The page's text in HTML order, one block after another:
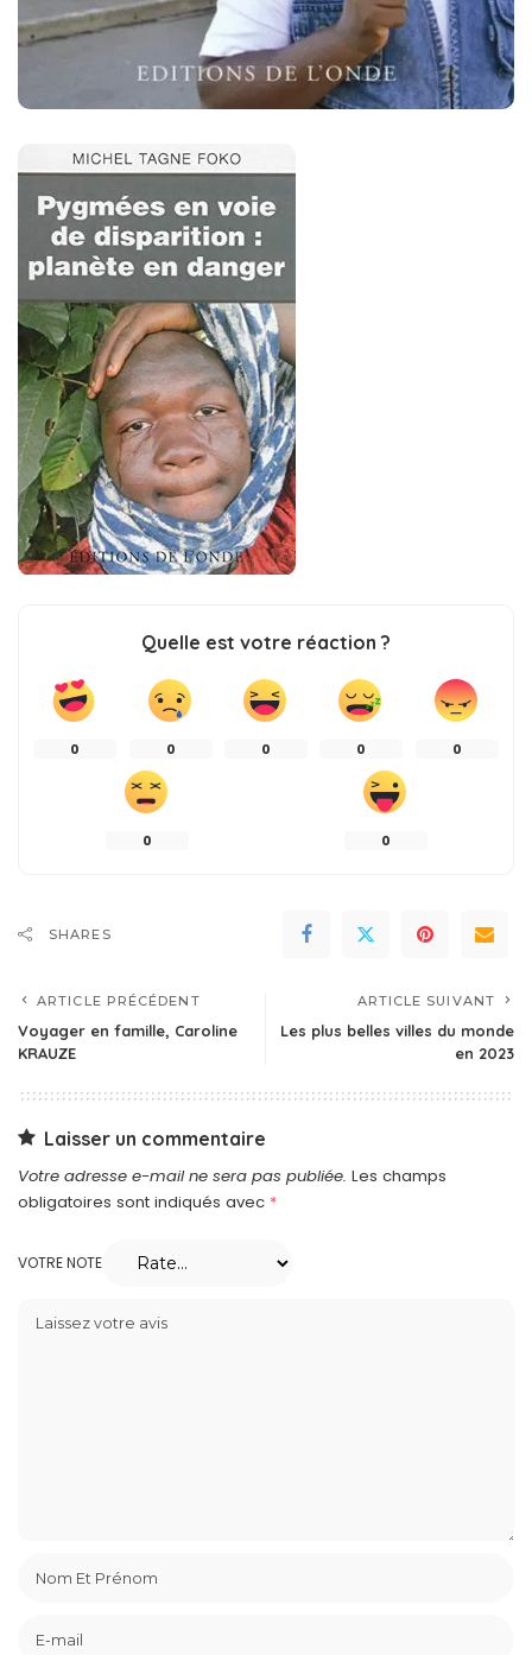
Quelle est votre réaction ?
0 0 0 0 0
0 0
SHARES
ARTICLE PRÉCÉDENT
Voyager en famille, Caroline
KRAUZE
ARTICLE SUIVANT
Les plus belles villes du monde
en 2023
Laisser un commentaire
Votre adresse e-mail ne sera pas publiée. Les champs
obligatoires sont indiqués avec *
VOTRE NOTE